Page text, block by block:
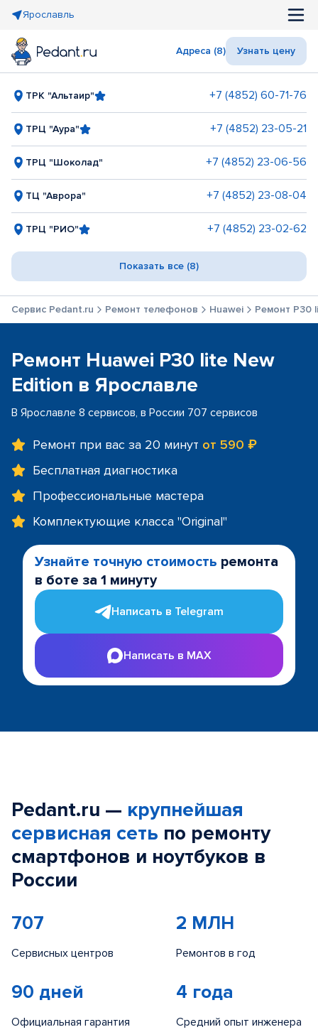
Ярославль
Адреса (8) Узнать цену
ТРК "Альтаир" +7 (4852) 60-71-76
ТРЦ "Аура" +7 (4852) 23-05-21
ТРЦ "Шоколад" +7 (4852) 23-06-56
ТЦ "Аврора" +7 (4852) 23-08-04
ТРЦ "РИО" +7 (4852) 23-02-62
Показать все (8)
Сервис Pedant.ru Ремонт телефонов Huawei Ремонт P30
Ремонт Huawei P30 lite New
Edition в Ярославле
В Ярославле 8 сервисов, в России 707 сервисов
Ремонт при вас за 20 минут от 590 ₽
Бесплатная диагностика
Профессиональные мастера
Комплектующие класса "Original"
Узнайте точную стоимость ремонта
в боте за 1 минуту
Написать в Telegram
Написать в MAX
Pedant.ru — крупнейшая
сервисная сеть по ремонту
смартфонов и ноутбуков в
России
707
Сервисных центров
2 МЛН
Ремонтов в год
90 дней
Официальная гарантия
4 года
Средний опыт инженера